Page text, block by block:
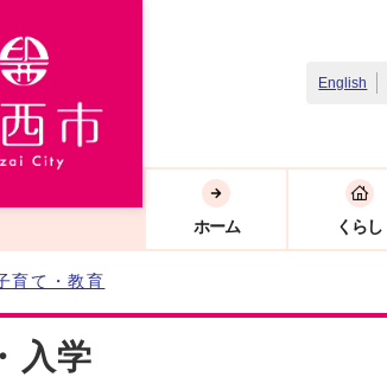
English
ホーム くらし
育て・教育
入学